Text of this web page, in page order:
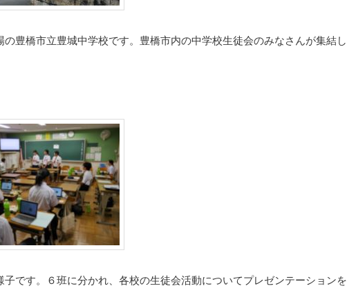
の豊橋市立豊城中学校です。豊橋市内の中学校生徒会のみなさんが集結し
子です。６班に分かれ、各校の生徒会活動についてプレゼンテーションを